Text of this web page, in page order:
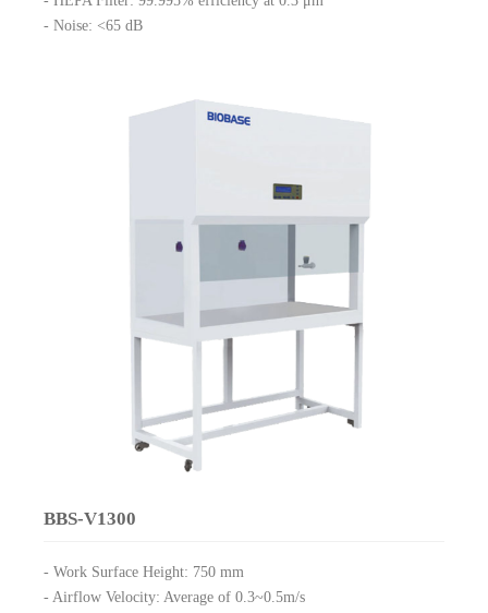
- Noise: <65 dB
BBS-V1300
- Work Surface Height: 750 mm
- Airflow Velocity: Average of 0.3~0.5m/s